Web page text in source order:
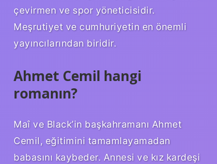
çevirmen ve spor yöneticisidir.
Meşrutiyet ve cumhuriyetin en önemli
yayıncılarından biridir.
Ahmet Cemil hangi
romanın?
Maî ve Black’in başkahramanı Ahmet
Cemil, eğitimini tamamlayamadan
babasını kaybeder. Annesi ve kız kardeşi